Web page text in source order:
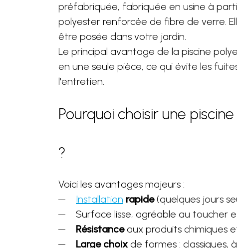
préfabriquée, fabriquée en usine à
polyester renforcée de fibre de verre.
être posée dans votre jardin.
Le principal avantage de la piscine
en une seule pièce, ce qui évite les
l'entretien.
Pourquoi choisir une
?
Voici les avantages majeurs :
Installation rapide(quelques jours
Surface lisse, agréable au toucher
Résistanceaux produits chimiques
Large choix de formes : classiques,